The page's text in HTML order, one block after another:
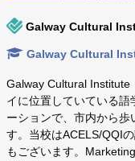
Galway Cultural
Galway Cultural
Galway Cultural Institute
イに位置していている
ーションで、市内から歩
す。当校はACELS/QQI
もございます。